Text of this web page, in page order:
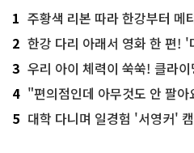
1 주황색 리본 따라 한강부터 메타세쿼
2 한강 다리 아래서 영화 한 편!
3 우리 아이 체력이 쑥쑥! 클라
4 "편의점인데 아무것도 안 팔아요" 서
5 대학 다니며 일경험 '서영커'